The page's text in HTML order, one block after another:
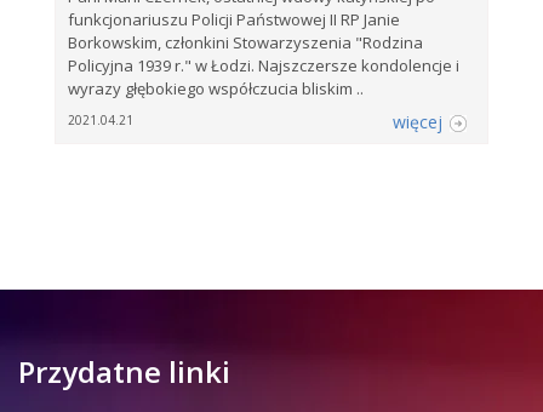
funkcjonariuszu Policji Państwowej II RP Janie
Borkowskim, członkini Stowarzyszenia "Rodzina
Policyjna 1939 r." w Łodzi. Najszczersze kondolencje i
wyrazy głębokiego współczucia bliskim ..
2021.04.21 więcej
Przydatne linki